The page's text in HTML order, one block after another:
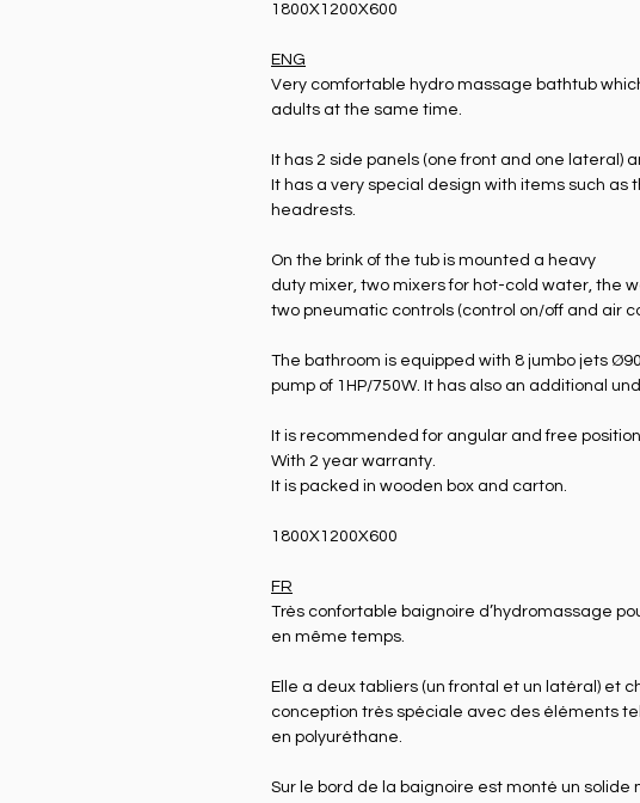
1800X1200X600
ENG
Very comfortable hydro massage bathtub
adults at the same time.
It has 2 side panels (one front and one lateral)
It has a very special design with items such as
headrests.
On the brink of the tub is mounted a heavy
duty mixer, two mixers for hot-cold water, the
two pneumatic controls (control on/off and air
The bathroom is equipped with 8 jumbo jets
pump of 1HP/750W. It has also an additional
It is recommended for angular and free
With 2 year warranty.
It is packed in wooden box and carton.
1800X1200X600
FR
Très confortable baignoire d’hydromassage
en même temps.
Elle a deux tabliers (un frontal et un latéral) et
conception très spéciale avec des éléments
en polyuréthane.
Sur le bord de la baignoire est monté un